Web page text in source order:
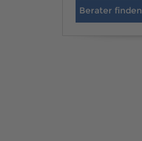
Brauchen Sie Hilfe?
Brauchen Sie Hilfe?
Berater finden